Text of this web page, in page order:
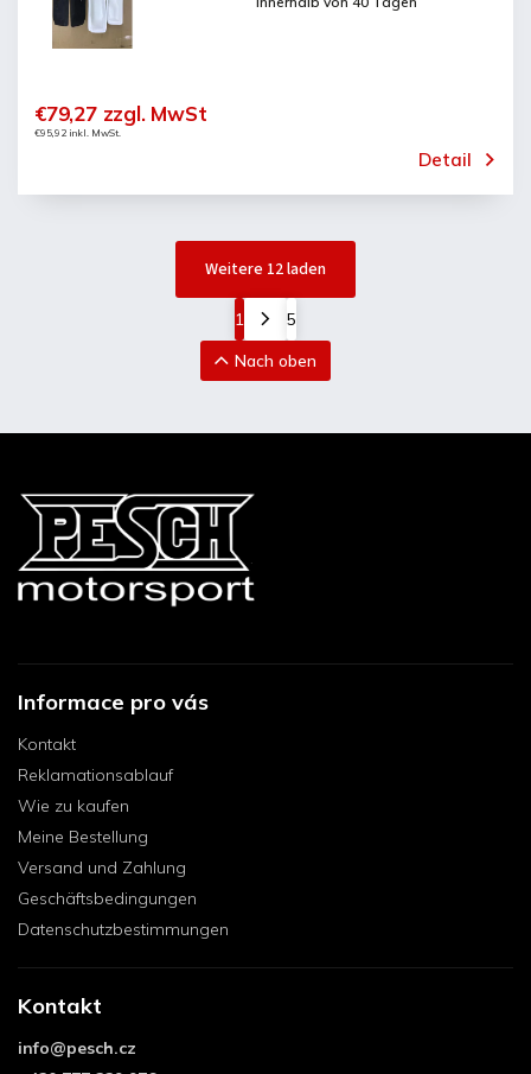
€95,92 inkl. MwSt.
€79,27 zzgl. MwSt
Detail
Weitere 12 laden
1
5
Nach oben
Informace pro vás
Kontakt
Reklamationsablauf
Wie zu kaufen
Meine Bestellung
Versand und Zahlung
Geschäftsbedingungen
Datenschutzbestimmungen
Kontakt
info@pesch.cz